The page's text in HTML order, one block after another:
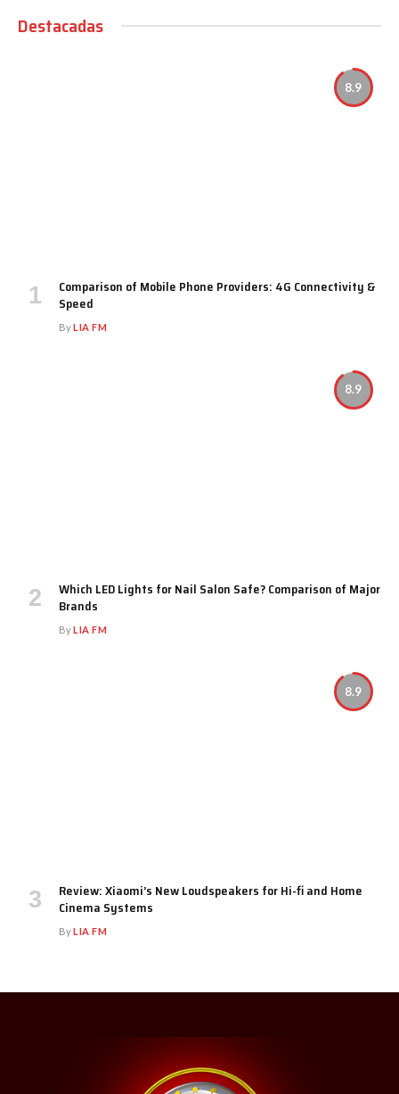
Destacadas
8.9
Comparison of Mobile Phone Providers: 4G Connectivity &
Speed
ByLIA FM
8.9
Which LED Lights for Nail Salon Safe? Comparison of Major
Brands
ByLIA FM
8.9
Review: Xiaomi’s New Loudspeakers for Hi-fi and Home
Cinema Systems
ByLIA FM